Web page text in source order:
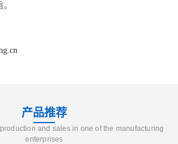
产品推荐
and sales in one of the manufacturing
enterprises